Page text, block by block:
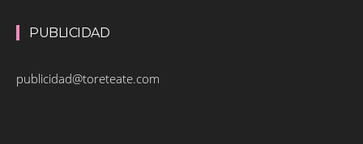
PUBLICIDAD
publicidad@toreteate.com